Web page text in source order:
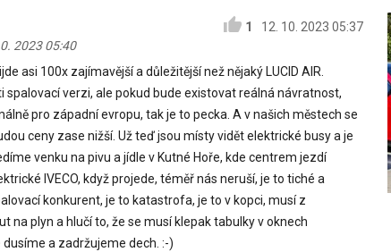
1
12. 10. 2023 05:37
2023 05:40
asi 100x zajímavější a důležitější než nějaký LUCID AIR.
spalovací verzi, ale pokud bude existovat reálná návratnost,
pro západní evropu, tak je to pecka. A v našich městech se
ceny zase nižší. Už teď jsou místy vidět elektrické busy a je
venku na pivu a jídle v Kutné Hoře, kde centrem jezdí
IVECO, když projede, téměř nás neruší, je to tiché a
konkurent, je to katastrofa, je to v kopci, musí z
na plyn a hlučí to, že se musí klepak tabulky v oknech
a zadržujeme dech. :-)